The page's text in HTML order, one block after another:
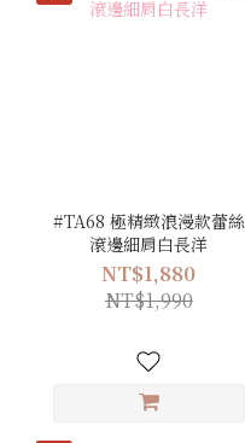
#TA68 極精緻浪漫款蕾絲
滾邊細肩白長洋
NT$1,880
NT$1,990